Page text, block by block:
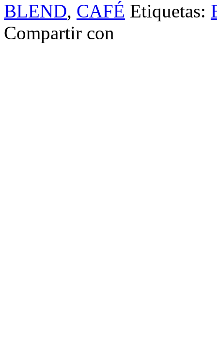
BLEND, CAFÉ Etiquetas:
Compartir con